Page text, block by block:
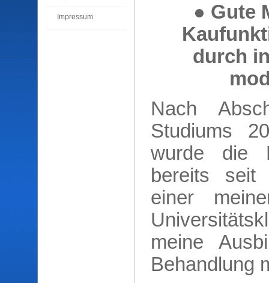
Impressum
● Gute
durch
Nach
Studiums
wurde die
bereits seit
einer
meine
Behandlung